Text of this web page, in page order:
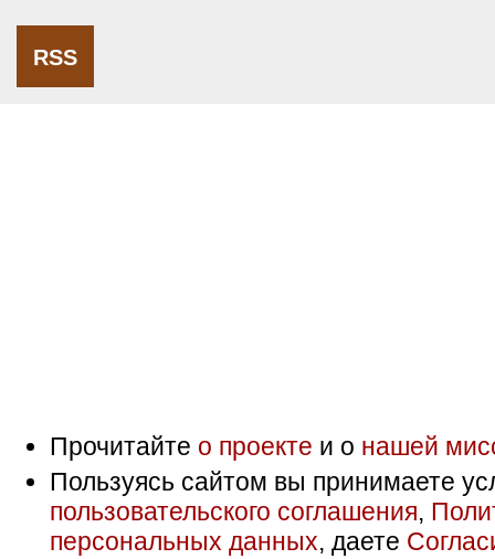
RSS
Прочитайте о проекте и о нашей
Пользуясь сайтом вы принимаете
пользовательского соглашения,
персональных данных, даете